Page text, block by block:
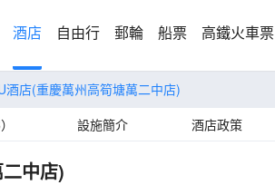
酒店 自由行 郵輪 船票 高鐵火車票
酒店(重慶萬州高筍塘萬二中店)
設施簡介 酒店政策
中店)